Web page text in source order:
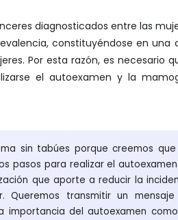
diagnosticados entre las
constituyéndose en una
Por esta razón, es necesario
el autoexamen y la
sin tabúes porque creemos que
pasos para realizar el
que aporte a reducir la
transmitir un
importancia del autoexamen